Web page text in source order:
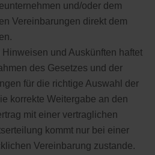
und/oder dem
Vereinbarungen direkt dem
und Auskünften haftet
des Gesetzes und der
für die richtige Auswahl der
korrekte Weitergabe an den
mit einer vertraglichen
kommt nur bei einer
Vereinbarung zustande.